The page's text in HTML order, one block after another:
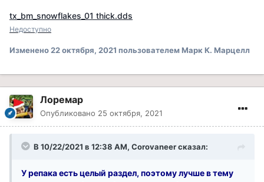
tx_bm_snowflakes_01 thick.dds
Недоступно
Изменено 22 октября, 2021 пользователем Марк К. Марцелл
Лоремар
Опубликовано 25 октября, 2021
В 10/22/2021 в 12:38 AM, Corovaneer сказал:
У репака есть целый раздел, поэтому лучше в тему